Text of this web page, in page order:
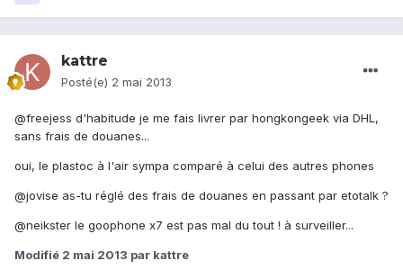
kattre
Posté(e) 2 mai 2013
@freejess d'habitude je me fais livrer par hongkongeek via DHL,
sans frais de douanes...
oui, le plastoc à l'air sympa comparé à celui des autres phones
@jovise as-tu réglé des frais de douanes en passant par etotalk ?
@neikster le goophone x7 est pas mal du tout ! à surveiller...
Modifié 2 mai 2013 par kattre